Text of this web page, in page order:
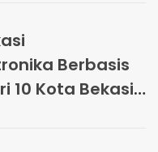
Berbasis
10 Kota Bekasi,
dan Inovasi